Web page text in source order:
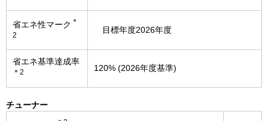
省エネ性マーク ＊
2
目標年度2026年度
省エネ基準達成率
＊2 120% (2026年度基準)
チューナー